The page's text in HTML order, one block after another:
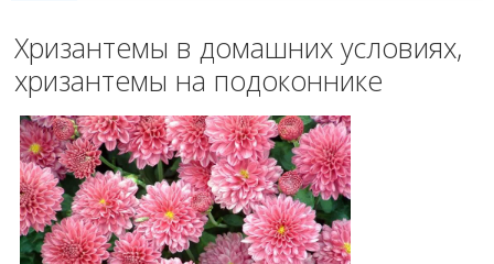
Хризантемы в домашних условиях,
хризантемы на подоконнике